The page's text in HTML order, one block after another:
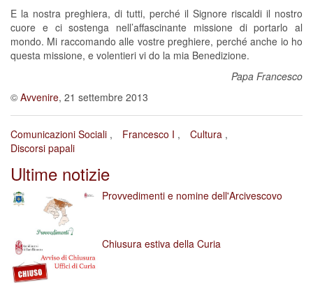
E la nostra preghiera, di tutti, perché il Signore riscaldi il nostro
cuore e ci sostenga nell’affascinante missione di portarlo al
mondo. Mi raccomando alle vostre preghiere, perché anche io ho
questa missione, e volentieri vi do la mia Benedizione.
Papa Francesco
© Avvenire, 21 settembre 2013
Comunicazioni Sociali Francesco I
Cultura
Discorsi papali
Ultime notizie
Provvedimenti e nomine dell'Arcivescovo
Chiusura estiva della Curia